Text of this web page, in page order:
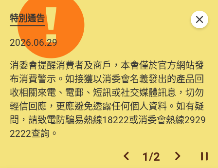
特別通告
2026.06.29
消委會提醒消費者及商戶，本會僅於官方網站發
布消費警示。如接獲以消委會名義發出的產品回
收相關來電、電郵、短訊或社交媒體訊息，切勿
輕信回應，更應避免透露任何個人資料。如有疑
問，請致電防騙易熱線18222或消委會熱線2929
2222查詢。
上一個
1/2 下一個開
關閉